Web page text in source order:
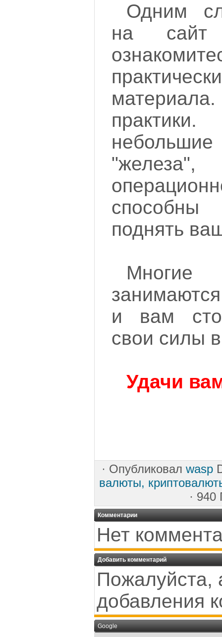
Одним
на
поднять
и вам
свои силы
Удачи
· Опубликовал wasp
валюты,
· 940
Комментарии
Нет
Добавить комментарий
Пожалуйста,
добавления
Google